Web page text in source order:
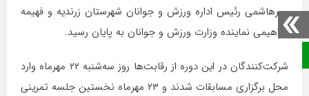
میرهاشمی رئیس اداره ورزش و جوانان شهرستان زرندیه و فهیمه
ابراهیمی نماینده وزارت ورزش و جوانان به پایان رسید.
شرکت‌کنندگان در این دوره از رقابت‌ها روز سه‌شنبه ۲۲ مهرماه وارد
محل برگزاری مسابقات شدند و ۲۳ مهرماه نخستین جلسه تمرینی